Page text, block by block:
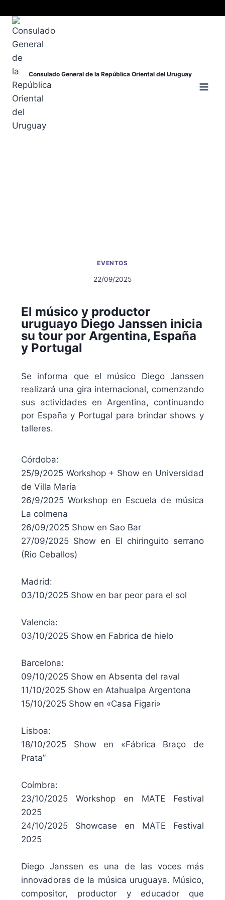
Consulado General de la República Oriental del Uruguay
EVENTOS
22/09/2025
El músico y productor
uruguayo Diego Janssen inicia
su tour por Argentina, España
y Portugal
Se informa que el músico Diego Janssen
realizará una gira internacional, comenzando
sus actividades en Argentina, continuando
por España y Portugal para brindar shows y
talleres.
Córdoba:
25/9/2025 Workshop + Show en Universidad
de Villa María
26/9/2025 Workshop en Escuela de música
La colmena
26/09/2025 Show en Sao Bar
27/09/2025 Show en El chiringuito serrano
(Rio Ceballos)
Madrid:
03/10/2025 Show en bar peor para el sol
Valencia:
03/10/2025 Show en Fabrica de hielo
Barcelona:
09/10/2025 Show en Absenta del raval
11/10/2025 Show en Atahualpa Argentona
15/10/2025 Show en «Casa Figari»
Lisboa:
18/10/2025 Show en «Fábrica Braço de
Prata”
Coímbra:
23/10/2025 Workshop en MATE Festival
2025
24/10/2025 Showcase en MATE Festival
2025
Diego Janssen es una de las voces más
innovadoras de la música uruguaya. Músico,
compositor, productor y educador que